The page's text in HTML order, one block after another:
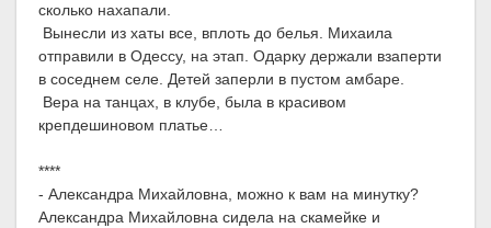
сколько нахапали.
Вынесли из хаты все, вплоть до белья. Михаила
отправили в Одессу, на этап. Одарку держали взаперти
в соседнем селе. Детей заперли в пустом амбаре.
Вера на танцах, в клубе, была в красивом
крепдешиновом платье…
****
- Александра Михайловна, можно к вам на минутку?
Александра Михайловна сидела на скамейке и